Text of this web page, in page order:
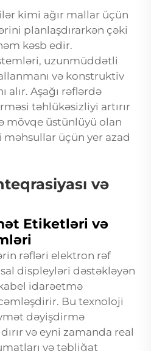
kimi ağır mallar üçün
planlaşdırarkən çəki
kəsb edir.
uzunmüddətli
və konstruktiv
alır. Aşağı rəflərdə
təhlükəsizliyi artırır
mövqe üstünlüyü olan
üçün yer azad
və
Etiketləri və
rəfləri elektron rəf
displeyləri dəstəkləyən
idarəetmə
Bu texnoloji
dəyişdirmə
və eyni zamanda real
və təbliğat